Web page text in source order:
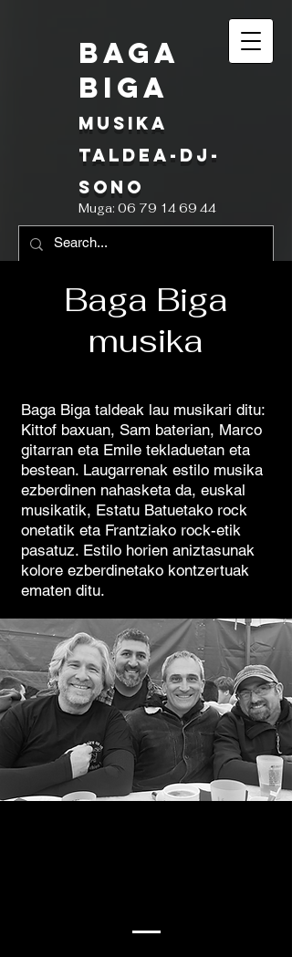
BAGA
BIGA
musika
taldea- Dj-
Sono
Muga: 06 79 14 69 44
Baga Biga
musika
Baga Biga taldeak lau musikari ditu:
Kittof baxuan, Sam baterian, Marco
gitarran eta Emile tekladuetan eta
bestean. Laugarrenak estilo musika
ezberdinen nahasketa da, euskal
musikatik, Estatu Batuetako rock
onetatik eta Frantziako rock-etik
pasatuz. Estilo horien aniztasunak
kolore ezberdinetako kontzertuak
ematen ditu.